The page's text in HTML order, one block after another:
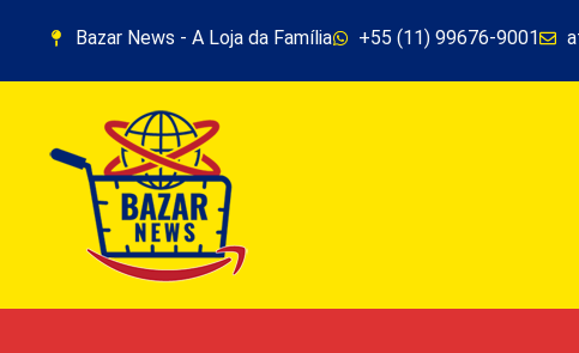
Bazar News - A Loja da Família +55 (11) 99676-9001